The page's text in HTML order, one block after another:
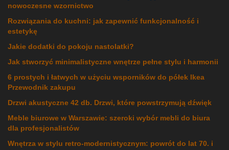
nowoczesne wzornictwo
Rozwiązania do kuchni: jak zapewnić funkcjonalność i
estetykę
Jakie dodatki do pokoju nastolatki?
Jak stworzyć minimalistyczne wnętrze pełne stylu i harmonii
6 prostych i łatwych w użyciu wsporników do półek Ikea
Przewodnik zakupu
Drzwi akustyczne 42 db. Drzwi, które powstrzymują dźwięk
Meble biurowe w Warszawie: szeroki wybór mebli do biura
dla profesjonalistów
Wnętrza w stylu retro-modernistycznym: powrót do lat 70. i